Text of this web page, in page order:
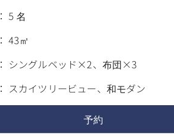
5 名
43
シングルベッド×2、布団×3
スカイツリービュー、和モダン
予約